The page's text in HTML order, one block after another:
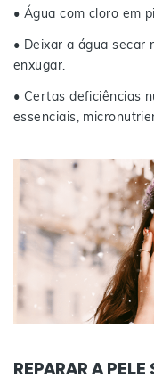
• Água com cloro em
• Deixar a água secar
enxugar.
• Certas deficiências
essenciais,
REPARAR A PELE